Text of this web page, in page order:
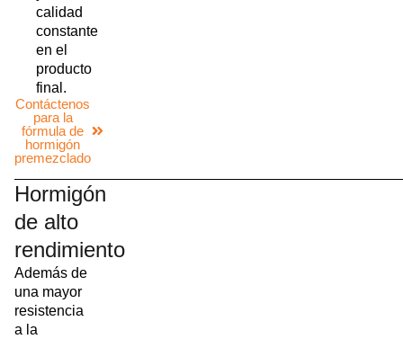
calidad
constante
en el
producto
final.
Contáctenos
para la
fórmula de
hormigón
premezclado
Hormigón
de alto
rendimiento
Además de
una mayor
resistencia
a la